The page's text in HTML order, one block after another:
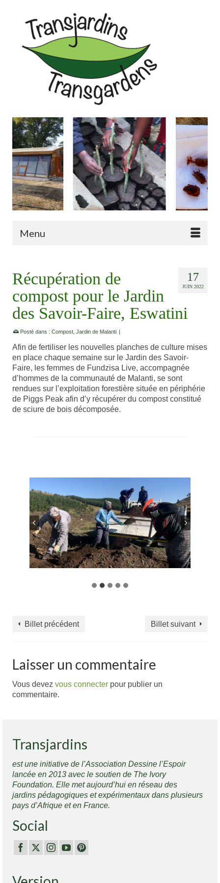
Menu
17
JUIN 2022
Récupération de
compost pour le Jardin
des Savoir-Faire, Eswatini
Posté dans : Compost Jardin de Malanti |
Afin de fertiliser les nouvelles planches de culture mises
en place chaque semaine sur le Jardin des Savoir-
Faire, les femmes de Fundzisa Live, accompagnée
d’hommes de la communauté de Malanti, se sont
rendues sur l’exploitation forestière située en périphérie
de Piggs Peak afin d’y récupérer du compost constitué
de sciure de bois décomposée.
Billet précédent Billet suivant
Laisser un commentaire
Vous devez vous connecter pour publier un
commentaire.
Transjardins
est une initiative de l’Association Dessine l’Espoir
lancée en 2013 avec le soutien de The Ivory
Foundation. Elle met aujourd’hui en réseau des
jardins pédagogiques et expérimentaux dans plusieurs
pays d’Afrique et en France.
Social